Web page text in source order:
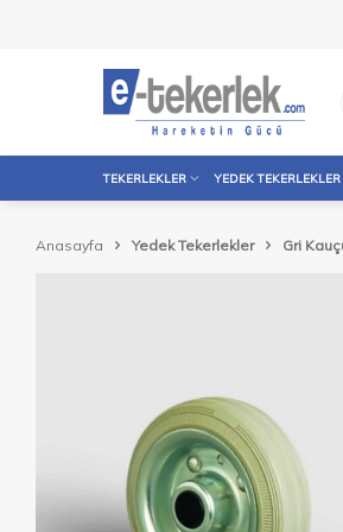
TEKERLEKLER YEDEK TEKERLEKLER
Anasayfa Yedek Tekerlekler Gri